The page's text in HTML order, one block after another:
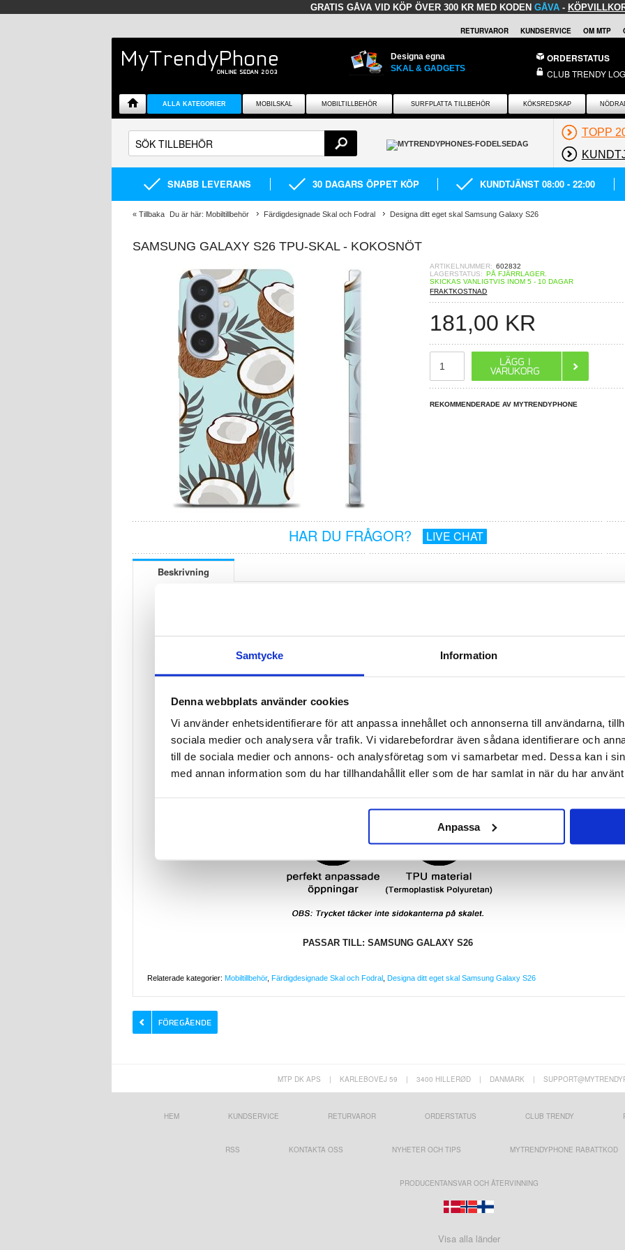
Samtycke Information
Denna webbplats använder cookies
Vi använder enhetsidentifierare för att anpassa innehållet och annonserna till användarna,
sociala medier och analysera vår trafik. Vi vidarebefordrar även sådana identifierare och
till de sociala medier och annons- och analysföretag som vi samarbetar med. Dessa kan i
med annan information som du har tillhandahållit eller som de har samlat in när du har
Anpassa
GRATIS GÅVA VID KÖP ÖVER 300 KR MED KODEN GÅVA -
RETURVAROR KUNDSERVICE OM MTP
Designa egna
SKAL & GADGETS
ORDERSTATUS
CLUB TRENDY
ALLA KATEGORIER MOBILSKAL MOBILTILLBEHÖR SURFPLATTA TILLBEHÖR KÖKSREDSKAP
TOPP
SNABB LEVERANS 30 DAGARS ÖPPET KÖP KUNDTJÄNST 08:00 - 22:00
« Tillbaka Du är här: Mobiltillbehör Färdigdesignade Skal och Fodral Designa ditt eget skal Samsung Galaxy S26
SAMSUNG GALAXY S26 TPU-SKAL - KOKOSNÖT
ARTIKELNUMMER: 602832
LAGERSTATUS: PÅ FJÄRRLAGER.
SKICKAS VANLIGTVIS INOM 5 - 10 DAGAR
FRAKTKOSTNAD
181,00 KR
REKOMMENDERADE AV MYTRENDYPHONE
HAR DU FRÅGOR? LIVE CHAT
Beskrivning
PASSAR TILL: SAMSUNG GALAXY S26
Relaterade kategorier: Mobiltillbehör, Färdigdesignade Skal och Fodral Designa ditt eget skal Samsung Galaxy S26
MTP DK APS | KARLEBOVEJ 59 | 3400 HILLERØD | DANMARK |
HEM KUNDSERVICE RETURVAROR ORDERSTATUS CLUB TRENDY
RSS KONTAKTA OSS NYHETER OCH TIPS MYTRENDYPHONE RABATTKOD
PRODUCENTANSVAR OCH ÅTERVINNING
Visa alla länder